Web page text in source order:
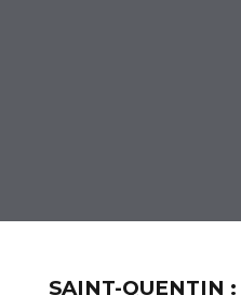
SAINT-QUENTIN :